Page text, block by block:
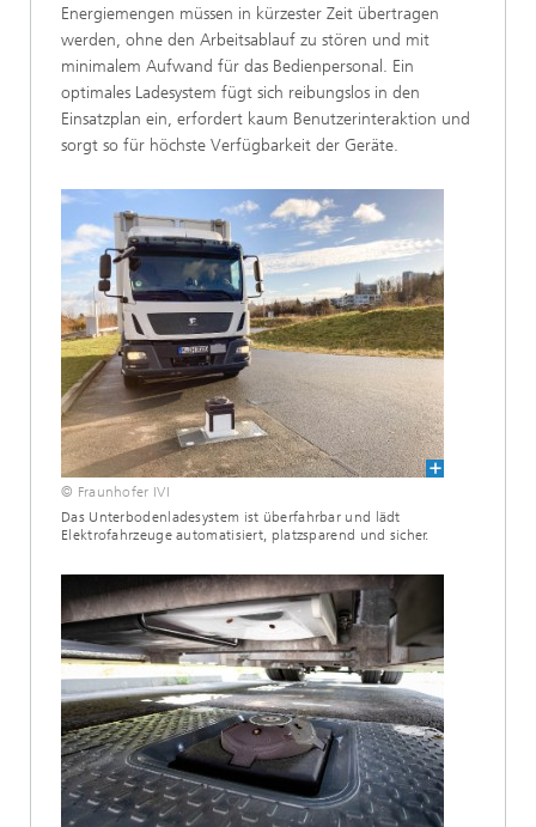
Energiemengen müssen in kürzester Zeit übertragen
werden, ohne den Arbeitsablauf zu stören und mit
minimalem Aufwand für das Bedienpersonal. Ein
optimales Ladesystem fügt sich reibungslos in den
Einsatzplan ein, erfordert kaum Benutzerinteraktion und
sorgt so für höchste Verfügbarkeit der Geräte.
© Fraunhofer IVI
Das Unterbodenladesystem ist überfahrbar und lädt
Elektrofahrzeuge automatisiert, platzsparend und sicher.